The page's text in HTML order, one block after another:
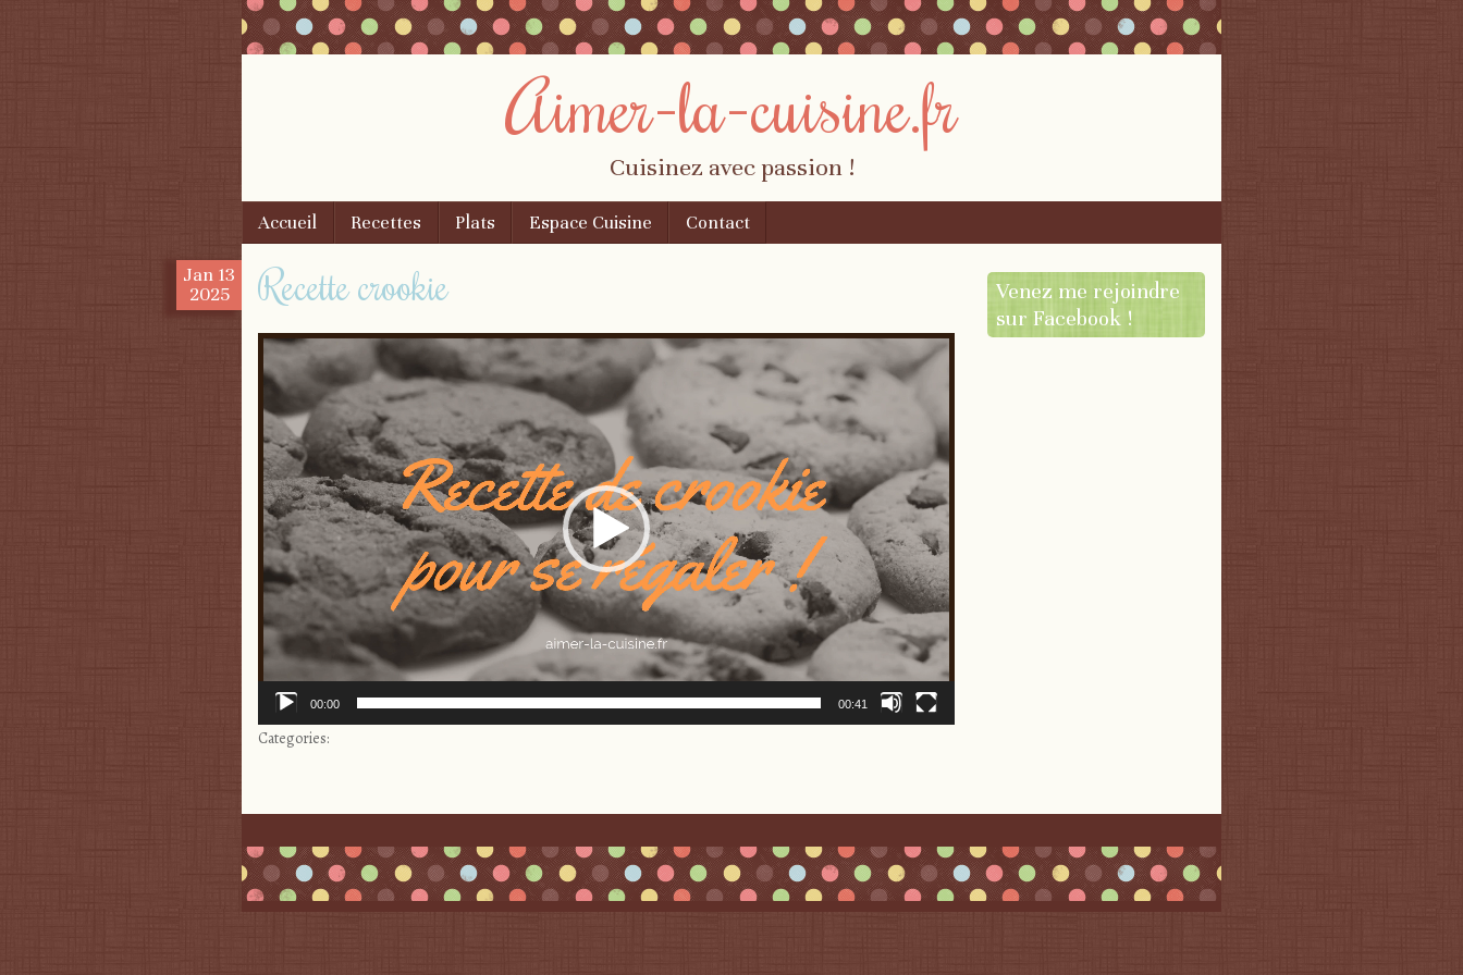
Aimer-la-cuisine.fr
Cuisinez avec passion !
Menu
Skip to content
Accueil Recettes Plats Espace Cuisine Contact
Jan 13
2025
Recette crookie
Lecteur
vidéo
00:00 00:41
Categories:
Venez me rejoindre
sur Facebook !